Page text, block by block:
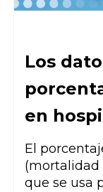
Los
en
El
(mortalidad
que se usa